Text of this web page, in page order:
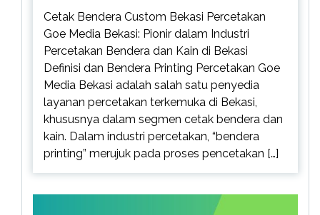
Cetak Bendera Custom Bekasi Percetakan
Goe Media Bekasi: Pionir dalam Industri
Percetakan Bendera dan Kain di Bekasi
Definisi dan Bendera Printing Percetakan Goe
Media Bekasi adalah salah satu penyedia
layanan percetakan terkemuka di Bekasi,
khususnya dalam segmen cetak bendera dan
kain. Dalam industri percetakan, “bendera
printing” merujuk pada proses pencetakan […]